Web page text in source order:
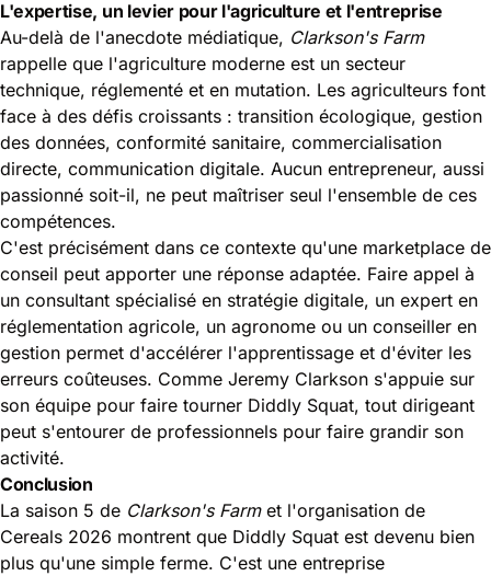
L'expertise, un levier pour l'agriculture et l'entreprise
Au-delà de l'anecdote médiatique, Clarkson's Farm
rappelle que l'agriculture moderne est un secteur
technique, réglementé et en mutation. Les agriculteurs font
face à des défis croissants : transition écologique, gestion
des données, conformité sanitaire, commercialisation
directe, communication digitale. Aucun entrepreneur, aussi
passionné soit-il, ne peut maîtriser seul l'ensemble de ces
compétences.
C'est précisément dans ce contexte qu'une marketplace de
conseil peut apporter une réponse adaptée. Faire appel à
un consultant spécialisé en stratégie digitale, un expert en
réglementation agricole, un agronome ou un conseiller en
gestion permet d'accélérer l'apprentissage et d'éviter les
erreurs coûteuses. Comme Jeremy Clarkson s'appuie sur
son équipe pour faire tourner Diddly Squat, tout dirigeant
peut s'entourer de professionnels pour faire grandir son
activité.
Conclusion
La saison 5 de Clarkson's Farmet l'organisation de
Cereals 2026 montrent que Diddly Squat est devenu bien
plus qu'une simple ferme. C'est une entreprise